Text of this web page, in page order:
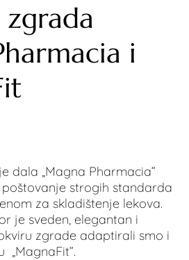
zgrada
i
dala „Magna Pharmacia”
strogih standarda
za skladištenje lekova.
je sveden, elegantan i
zgrade adaptirali smo i